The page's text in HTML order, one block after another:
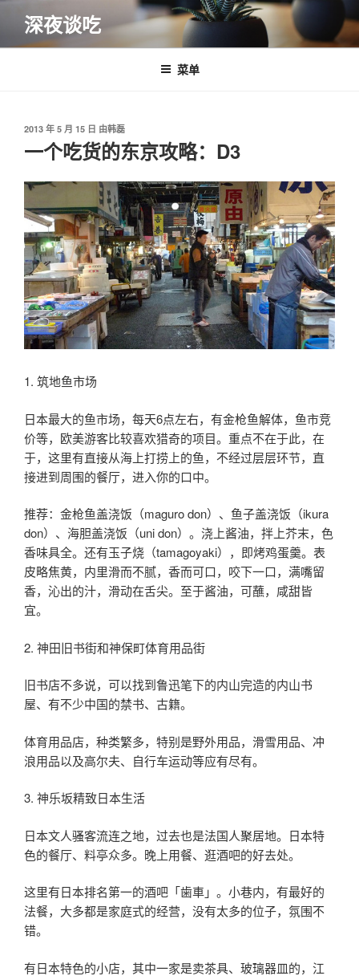
内
深夜谈吃
菜单
发
于
2013 年 5 月 15 日 由韩磊
一个吃货的东京攻略：D3
1. 筑地鱼市场
日本最大的鱼市场，每天6点左右，有金枪鱼解体，鱼市竞
价等，欧美游客比较喜欢猎奇的项目。重点不在于此，在
于，这里有直接从海上打捞上的鱼，不经过层层环节，直
接进到周围的餐厅，进入你的口中。
推荐：金枪鱼盖浇饭（maguro don）、鱼子盖浇饭（ikura
don）、海胆盖浇饭（uni don）。浇上酱油，拌上芥末，色
香味具全。还有玉子烧（tamagoyaki），即烤鸡蛋羹。表
皮略焦黄，内里滑而不腻，香而可口，咬下一口，满嘴留
香，沁出的汁，滑动在舌尖。至于酱油，可蘸，咸甜皆
宜。
2. 神田旧书街和神保町体育用品街
旧书店不多说，可以找到鲁迅笔下的内山完造的内山书
屋、有不少中国的禁书、古籍。
体育用品店，种类繁多，特别是野外用品，滑雪用品、冲
浪用品以及高尔夫、自行车运动等应有尽有。
3. 神乐坂精致日本生活
日本文人骚客流连之地，过去也是法国人聚居地。日本特
色的餐厅、料亭众多。晚上用餐、逛酒吧的好去处。
这里有日本排名第一的酒吧「歯車」。小巷内，有最好的
法餐，大多都是家庭式的经营，没有太多的位子，氛围不
错。
有日本特色的小店，其中一家是卖茶具、玻璃器皿的，江